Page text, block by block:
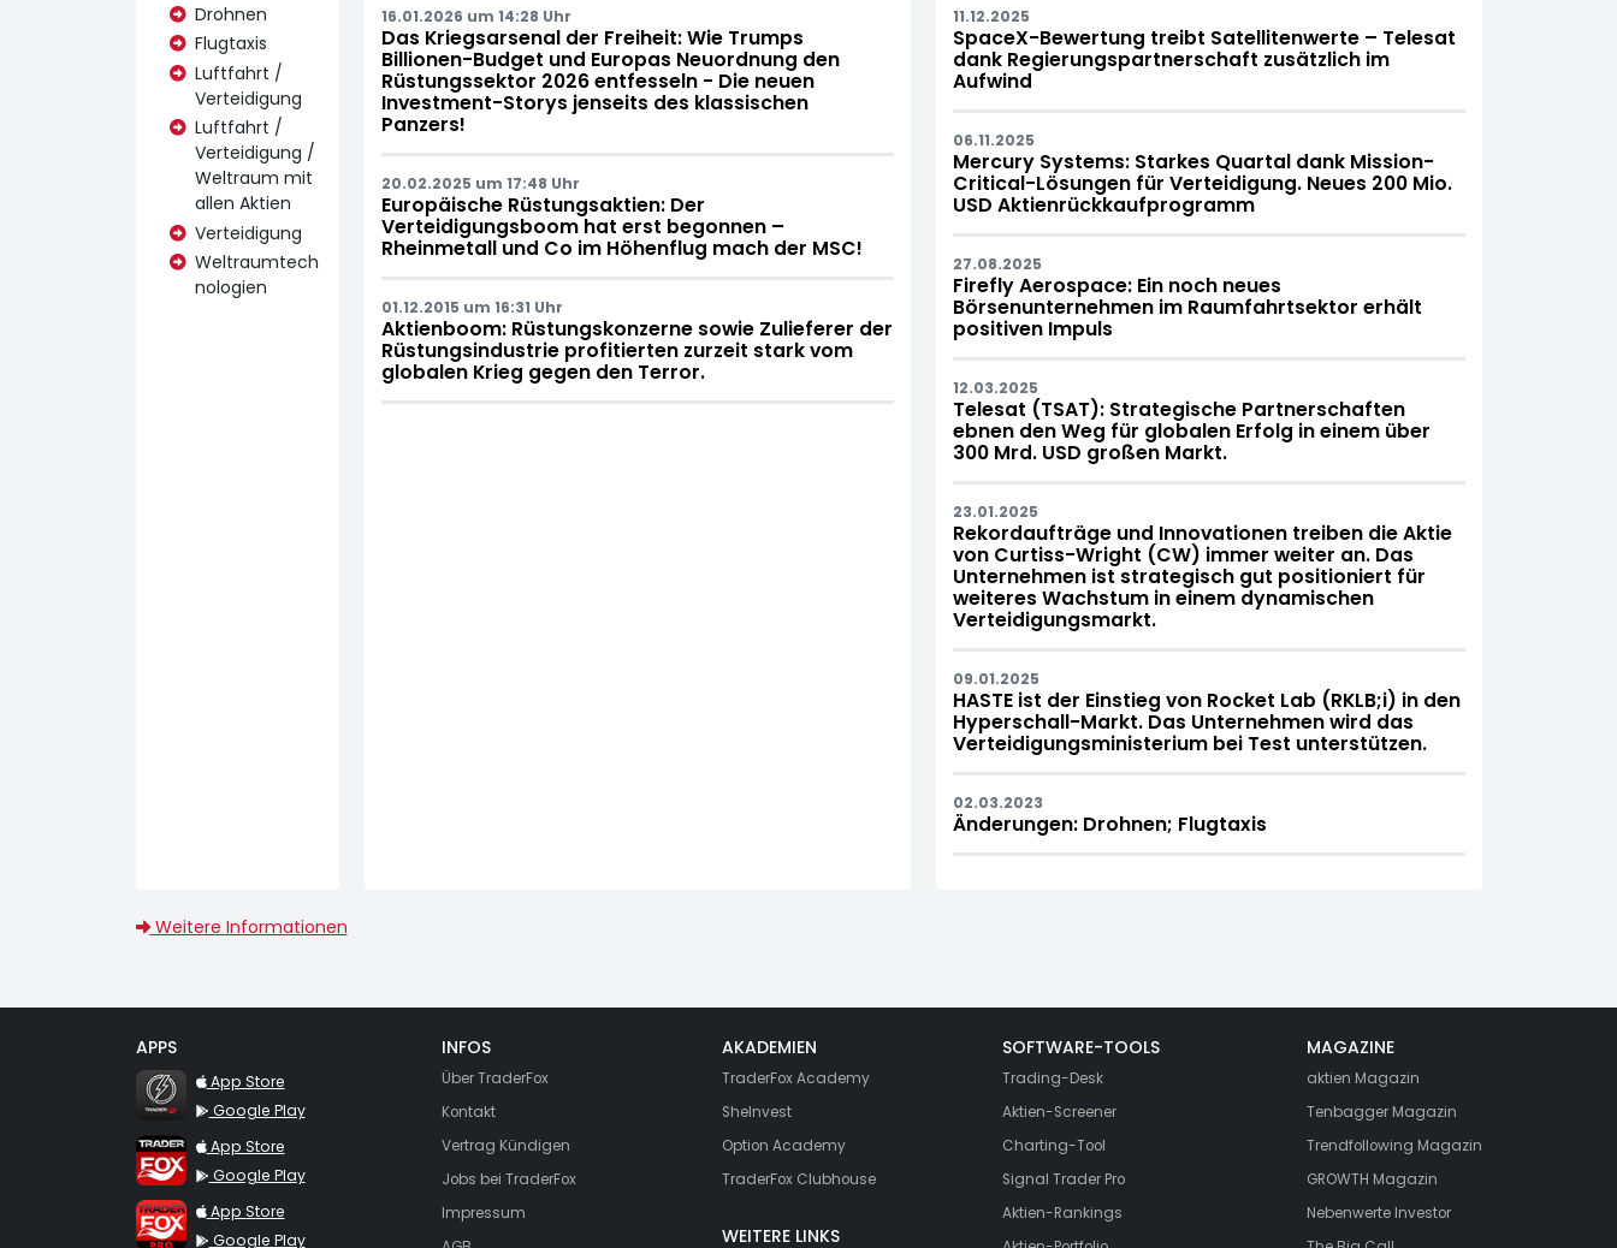
Drohnen
Flugtaxis
Luftfahrt /
Verteidigung
Luftfahrt /
Verteidigung /
Weltraum mit
allen Aktien
Verteidigung
Weltraumtech
nologien
16.01.2026 um 14:28 Uhr
Das Kriegsarsenal der Freiheit: Wie Trumps
Billionen-Budget und Europas Neuordnung den
Rüstungssektor 2026 entfesseln - Die neuen
Investment-Storys jenseits des klassischen
Panzers!
20.02.2025 um 17:48 Uhr
Europäische Rüstungsaktien: Der
Verteidigungsboom hat erst begonnen –
Rheinmetall und Co im Höhenflug mach der MSC!
01.12.2015 um 16:31 Uhr
Aktienboom: Rüstungskonzerne sowie Zulieferer der
Rüstungsindustrie profitierten zurzeit stark vom
globalen Krieg gegen den Terror.
11.12.2025
SpaceX-Bewertung treibt Satellitenwerte – Telesat
dank Regierungspartnerschaft zusätzlich im
Aufwind
06.11.2025
Mercury Systems: Starkes Quartal dank Mission-
Critical-Lösungen für Verteidigung. Neues 200 Mio.
USD Aktienrückkaufprogramm
27.08.2025
Firefly Aerospace: Ein noch neues
Börsenunternehmen im Raumfahrtsektor erhält
positiven Impuls
12.03.2025
Telesat (TSAT): Strategische Partnerschaften
ebnen den Weg für globalen Erfolg in einem über
300 Mrd. USD großen Markt.
23.01.2025
Rekordaufträge und Innovationen treiben die Aktie
von Curtiss-Wright (CW) immer weiter an. Das
Unternehmen ist strategisch gut positioniert für
weiteres Wachstum in einem dynamischen
Verteidigungsmarkt.
09.01.2025
HASTE ist der Einstieg von Rocket Lab (RKLB;i) in den
Hyperschall-Markt. Das Unternehmen wird das
Verteidigungsministerium bei Test unterstützen.
02.03.2023
Änderungen: Drohnen; Flugtaxis
Weitere Informationen
APPS
TraderFox Flash
App Store
Google Play
TraderFox App
App Store
Google Play
TraderFox Pro
App Store
Google Play
INFOS
Über TraderFox
Kontakt
Vertrag Kündigen
Jobs bei TraderFox
Impressum
AKADEMIEN
TraderFox Academy
SheInvest
Option Academy
TraderFox Clubhouse
WEITERE LINKS
SOFTWARE-TOOLS
Trading-Desk
Aktien-Screener
Charting-Tool
Signal Trader Pro
Aktien-Rankings
MAGAZINE
aktien Magazin
Tenbagger Magazin
Trendfollowing Magazin
GROWTH Magazin
Nebenwerte Investor